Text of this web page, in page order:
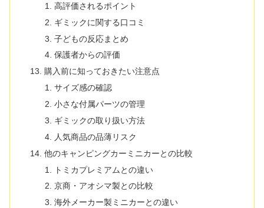
高評価されるポイント
ギミックに関する口コミ
子どもの反応まとめ
保護者からの評価
購入前に知っておきたい注意点
サイズ感の確認
小さな付属パーツの管理
ギミックの取り扱い方法
人気商品の品薄リスク
他のキャンピングカーミニカーとの比較
トミカプレミアムとの違い
京商・アオシマ製との比較
海外メーカー製ミニカーとの違い